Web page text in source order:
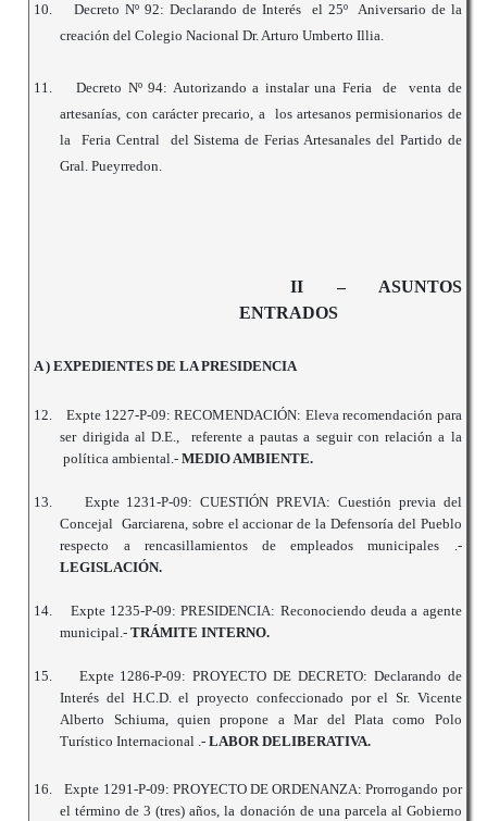
10.
Decreto Nº 92: Declarando de Interés el 25º Aniversario de la
creación del Colegio Nacional Dr. Arturo Umberto Illia.
11.
Decreto Nº 94: Autorizando a instalar una Feria de venta de
artesanías, con carácter precario, a los artesanos permisionarios de
la Feria Central del Sistema de Ferias Artesanales del Partido de
Gral. Pueyrredon.
II – ASUNTOS
ENTRADOS
A ) EXPEDIENTES DE LA PRESIDENCIA
12.
Expte 1227-P-09: RECOMENDACIÓN: Eleva recomendación para
ser dirigida al D.E., referente a pautas a seguir con relación a la
política ambiental.-MEDIO AMBIENTE.
13.
Expte 1231-P-09: CUESTIÓN PREVIA: Cuestión previa del
Concejal Garciarena, sobre el accionar de la Defensoría del Pueblo
respecto a rencasillamientos de empleados municipales .-
LEGISLACIÓN.
14.
Expte 1235-P-09: PRESIDENCIA: Reconociendo deuda a agente
municipal.-TRÁMITE INTERNO.
15.
Expte 1286-P-09: PROYECTO DE DECRETO: Declarando de
Interés del H.C.D. el proyecto confeccionado por el Sr. Vicente
Alberto Schiuma, quien propone a Mar del Plata como Polo
Turístico Internacional .-LABOR DELIBERATIVA.
16.
Expte 1291-P-09: PROYECTO DE ORDENANZA: Prorrogando por
el término de 3 (tres) años, la donación de una parcela al Gobierno